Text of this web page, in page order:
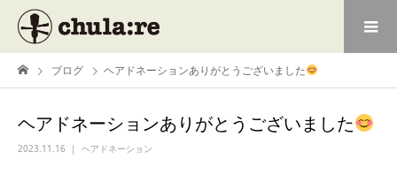
ブログ ヘアドネーションありがとうございました
ヘアドネーションありがとうございました
2023.11.16 ヘアドネーション